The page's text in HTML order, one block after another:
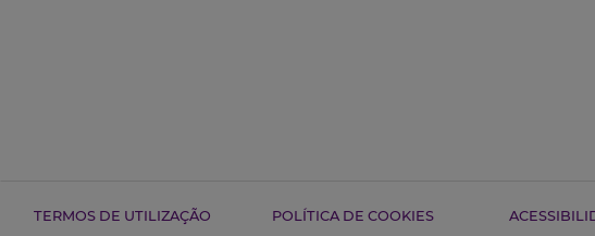
TERMOS DE UTILIZAÇÃO POLÍTICA DE COOKIES